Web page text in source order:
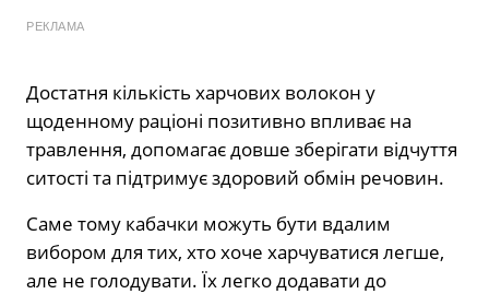
РЕКЛАМА
Достатня кількість харчових волокон у
щоденному раціоні позитивно впливає на
травлення, допомагає довше зберігати відчуття
ситості та підтримує здоровий обмін речовин.
Саме тому кабачки можуть бути вдалим
вибором для тих, хто хоче харчуватися легше,
але не голодувати. Їх легко додавати до